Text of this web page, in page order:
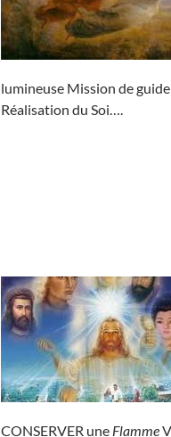
lumineuse Mission de
Réalisation du Soi….
CONSERVER une Flamme